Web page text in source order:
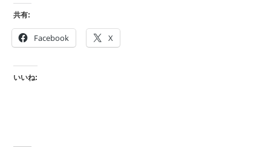
共有:
Facebook X
いいね: